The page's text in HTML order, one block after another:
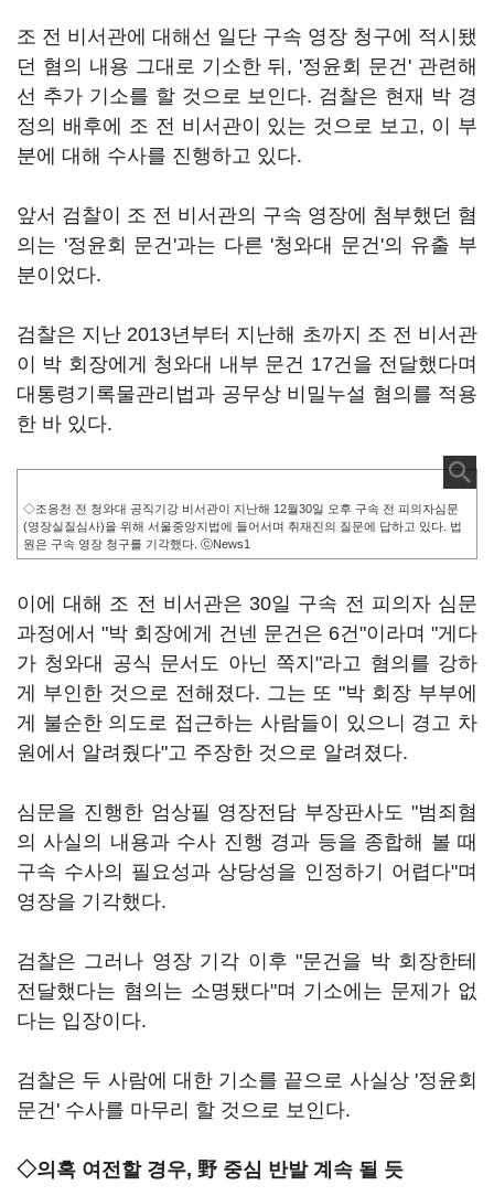
조 전 비서관에 대해선 일단 구속 영장 청구에 적시됐
던 혐의 내용 그대로 기소한 뒤, '정윤회 문건' 관련해
선 추가 기소를 할 것으로 보인다. 검찰은 현재 박 경
정의 배후에 조 전 비서관이 있는 것으로 보고, 이 부
분에 대해 수사를 진행하고 있다.
앞서 검찰이 조 전 비서관의 구속 영장에 첨부했던 혐
의는 '정윤회 문건'과는 다른 '청와대 문건'의 유출 부
분이었다.
검찰은 지난 2013년부터 지난해 초까지 조 전 비서관
이 박 회장에게 청와대 내부 문건 17건을 전달했다며
대통령기록물관리법과 공무상 비밀누설 혐의를 적용
한 바 있다.
◇조응천 전 청와대 공직기강 비서관이 지난해 12월30일 오후 구속 전 피의자심문
(영장실질심사)을 위해 서울중앙지법에 들어서며 취재진의 질문에 답하고 있다. 법
원은 구속 영장 청구를 기각했다. ⓒNews1
이에 대해 조 전 비서관은 30일 구속 전 피의자 심문
과정에서 "박 회장에게 건넨 문건은 6건"이라며 "게다
가 청와대 공식 문서도 아닌 쪽지"라고 혐의를 강하
게 부인한 것으로 전해졌다. 그는 또 "박 회장 부부에
게 불순한 의도로 접근하는 사람들이 있으니 경고 차
원에서 알려줬다"고 주장한 것으로 알려졌다.
심문을 진행한 엄상필 영장전담 부장판사도 "범죄혐
의 사실의 내용과 수사 진행 경과 등을 종합해 볼 때
구속 수사의 필요성과 상당성을 인정하기 어렵다"며
영장을 기각했다.
검찰은 그러나 영장 기각 이후 "문건을 박 회장한테
전달했다는 혐의는 소명됐다"며 기소에는 문제가 없
다는 입장이다.
검찰은 두 사람에 대한 기소를 끝으로 사실상 '정윤회
문건' 수사를 마무리 할 것으로 보인다.
◇의혹 여전할 경우, 野 중심 반발 계속 될 듯